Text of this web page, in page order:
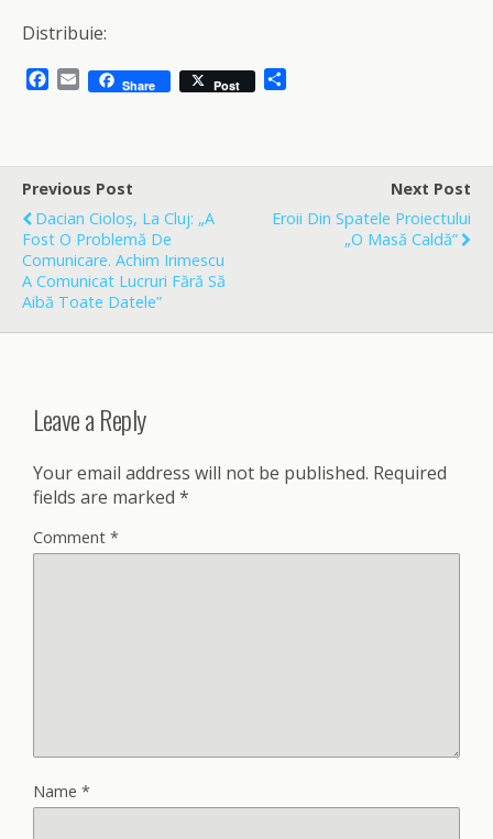
Distribuie:
b
o
o
k
E
l
Share Post
e
Previous Post
Dacian Cioloș, La Cluj: „A
Fost O Problemă De
Comunicare. Achim Irimescu
A Comunicat Lucruri Fără Să
Aibă Toate Datele”
Next Post
Eroii Din Spatele Proiectului
„O Masă Caldă”
Leave a Reply
Your email address will not be published. Required
fields are marked *
Comment *
Name *